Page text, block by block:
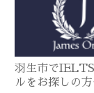
外留学や移住をお
大学受験を有利に
羽生市で
ルをお探しの方